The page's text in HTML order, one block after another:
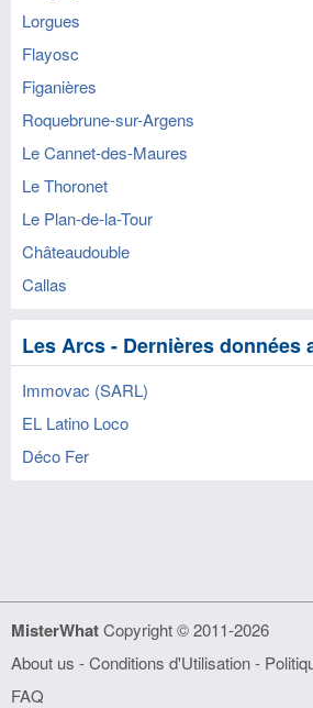
Lorgues
Flayosc
Figanières
Roquebrune-sur-Argens
Le Cannet-des-Maures
Le Thoronet
Le Plan-de-la-Tour
Châteaudouble
Callas
Les Arcs - Dernières données
Immovac (SARL)
EL Latino Loco
Déco Fer
MisterWhatCopyright © 2011-2026
About us -Conditions d'Utilisation-
FAQ